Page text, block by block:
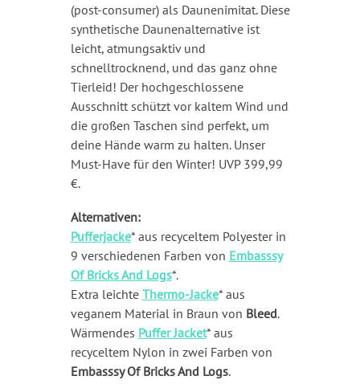
(post-consumer) als Daunenimitat. Diese
synthetische Daunenalternative ist
leicht, atmungsaktiv und
schnelltrocknend, und das ganz ohne
Tierleid! Der hochgeschlossene
Ausschnitt schützt vor kaltem Wind und
die großen Taschen sind perfekt, um
deine Hände warm zu halten. Unser
Must-Have für den Winter! UVP 399,99
€.
Alternativen:
Pufferjacke* aus recyceltem Polyester in
9 verschiedenen Farben von Embasssy
Of Bricks And Logs*.
Extra leichte Thermo-Jacke* aus
veganem Material in Braun von Bleed.
Wärmendes Puffer Jacket* aus
recyceltem Nylon in zwei Farben von
Embasssy Of Bricks And Logs.